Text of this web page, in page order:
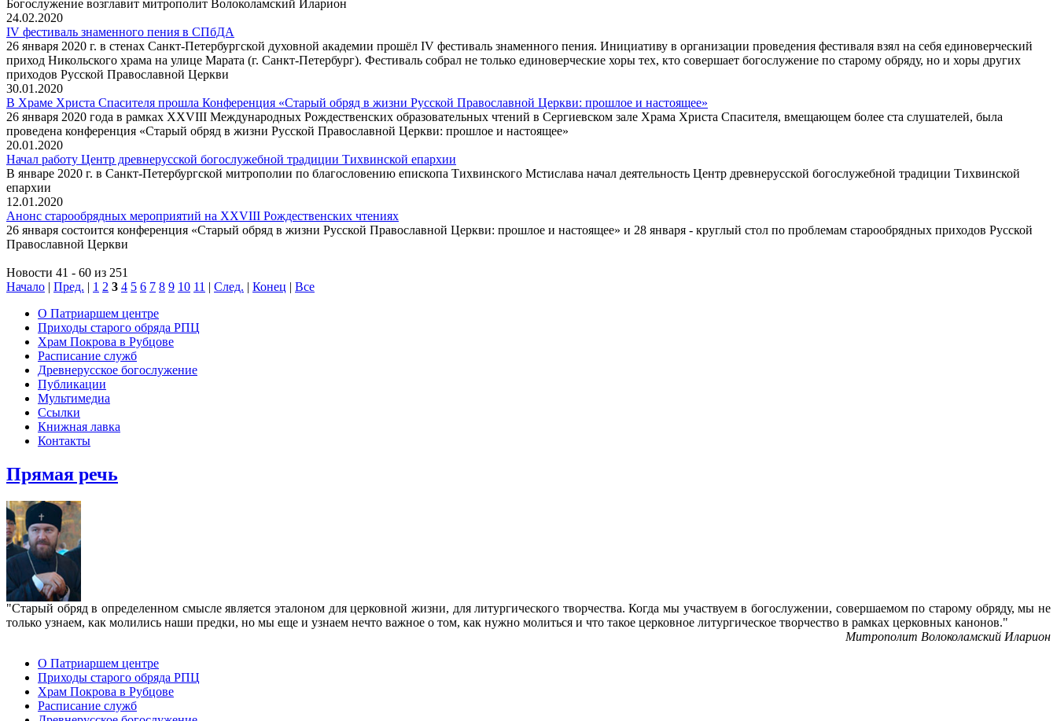
Богослужение возглавит митрополит Волоколамский Иларион
24.02.2020
IV фестиваль знаменного пения в СПбДА
26 января 2020 г. в стенах Санкт-Петербургской духовной академии прошёл IV фестиваль знаменного пения. Инициативу в организации проведения фестиваля взял на себя единоверческий
приход Никольского храма на улице Марата (г. Санкт-Петербург). Фестиваль собрал не только единоверческие хоры тех, кто совершает богослужение по старому обряду, но и хоры других
приходов Русской Православной Церкви
30.01.2020
В Храме Христа Спасителя прошла Конференция «Старый обряд в жизни Русской Православной Церкви: прошлое и настоящее»
26 января 2020 года в рамках XXVIII Международных Рождественских образовательных чтений в Сергиевском зале Храма Христа Спасителя, вмещающем более ста слушателей, была
проведена конференция «Старый обряд в жизни Русской Православной Церкви: прошлое и настоящее»
20.01.2020
Начал работу Центр древнерусской богослужебной традиции Тихвинской епархии
В январе 2020 г. в Санкт-Петербургской митрополии по благословению епископа Тихвинского Мстислава начал деятельность Центр древнерусской богослужебной традиции Тихвинской
епархии
12.01.2020
Анонс старообрядных мероприятий на XXVIII Рождественских чтениях
26 января состоится конференция «Старый обряд в жизни Русской Православной Церкви: прошлое и настоящее» и 28 января - круглый стол по проблемам старообрядных приходов Русской
Православной Церкви
Новости 41 - 60 из 251
Начало | Пред. | 1 2 3 4 5 6 7 8 9 10 11 | След. | Конец | Все
О Патриаршем центре
Приходы старого обряда РПЦ
Храм Покрова в Рубцове
Расписание служб
Древнерусское богослужение
Публикации
Мультимедиа
Ссылки
Книжная лавка
Контакты
Прямая речь
"Старый обряд в определенном смысле является эталоном для церковной жизни, для литургического творчества. Когда мы участвуем в богослужении, совершаемом по старому обряду, мы не
только узнаем, как молились наши предки, но мы еще и узнаем нечто важное о том, как нужно молиться и что такое церковное литургическое творчество в рамках церковных канонов."
Митрополит Волоколамский Иларион
О Патриаршем центре
Приходы старого обряда РПЦ
Храм Покрова в Рубцове
Расписание служб